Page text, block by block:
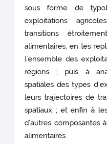
sous forme de
exploitations
transitions
alimentaires, en les
l’ensemble des
régions ; puis à
spatiales des types
leurs trajectoires de
spatiaux ; et enfin à
d’autres composantes
alimentaires.